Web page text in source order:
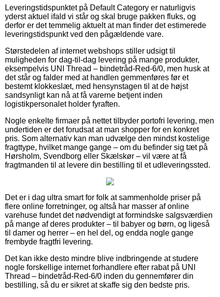
Leveringstidspunktet på Default Category er naturligvis
yderst aktuel ifald vi står og skal bruge pakken fluks, og
derfor er det temmelig aktuelt at man finder det estimerede
leveringstidspunkt ved den pågældende vare.
Størstedelen af internet webshops stiller udsigt til
muligheden for dag-til-dag levering på mange produkter,
eksempelvis UNI Thread – bindetråd-Red-6/0, men husk at
det står og falder med at handlen gemmenføres før et
bestemt klokkeslæt, med hensynstagen til at de højst
sandsynligt kan nå at få varerne betjent inden
logistikpersonalet holder fyraften.
Nogle enkelte firmaer på nettet tilbyder portofri levering, men
undertiden er det forudsat at man shopper for en konkret
pris. Som alternativ kan man udvælge den mindst kostelige
fragttype, hvilket mange gange – om du befinder sig tæt på
Hørsholm, Svendborg eller Skælskør – vil være at få
fragtmanden til at levere din bestilling til et udleveringssted.
Det er i dag ultra smart for folk at sammenholde priser på
flere online forretninger, og altså har masser af online
varehuse fundet det nødvendigt at formindske salgsværdien
på mange af deres produkter – til babyer og børn, og ligeså
til damer og herrer – en hel del, og endda nogle gange
frembyde fragtfri levering.
Det kan ikke desto mindre blive indbringende at studere
nogle forskellige internet forhandlere efter rabat på UNI
Thread – bindetråd-Red-6/0 inden du gennemfører din
bestilling, så du er sikret at skaffe sig den bedste pris.